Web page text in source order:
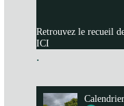
Retrouvez le recueil
ICI
.
Calendrier